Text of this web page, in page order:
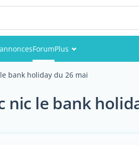
ForumPlus
Événements
Membres
bank holiday du 26 mai
le bank